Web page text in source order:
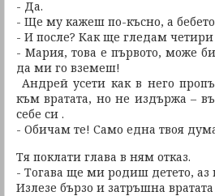
- Да.
- Ще му кажеш по-късно, а
- И после? Как ще гледам
- Мария, това е първото, може
да ми го вземеш!
Андрей усети как в него
към вратата, но не издържа –
себе си .
- Обичам те! Само една твоя
Тя поклати глава в ням отказ.
- Тогава ще ми родиш детето, аз
Излезе бързо и затръшна